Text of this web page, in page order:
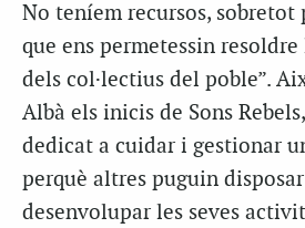
No teníem recursos, sobretot
que ens permetessin
dels col·lectius del poble”.
Albà els inicis de Sons
dedicat a cuidar i gestionar
perquè altres puguin
desenvolupar les seves